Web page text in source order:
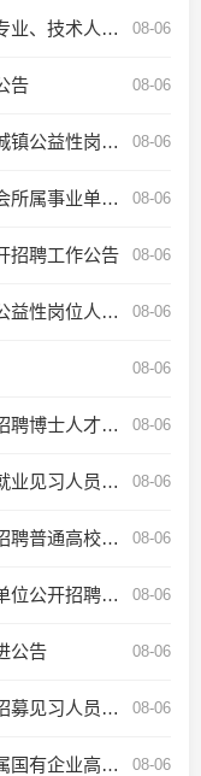
2026年8月南京大学科研设施共享中心专业、技术人员招聘公告 08-06
告 08-06
2026年8月省黄三角农高区丁庄街道度城镇公益性岗位招聘公告 08-06
2026年8月度呼和浩特市卫生健康委员会所属事业单位控制数人员公开招聘公告 08-06
招聘工作公告 08-06
2026年8月绥化市明水县关于公开招聘公益性岗位人员的公告 08-06
08-06
2026年8月下半年哈尔滨师范大学公开招聘博士人才公告 08-06
2026年8月度唐山海港经济开发区招聘就业见习人员公告 08-06
2026年8月下半年乾安县事业单位公开招聘普通高校毕业生带编入伍的公告 08-06
2026年8月红安县农业农村局所属事业单位公开招聘“三支一扶”服务期满人员公告 08-06
公告 08-06
2026年8月商城县建筑工程质量指导站招募见习人员公告 08-06
2026年8月隆安县面向社会公开招聘县属国有企业高级管理人员公告 08-06